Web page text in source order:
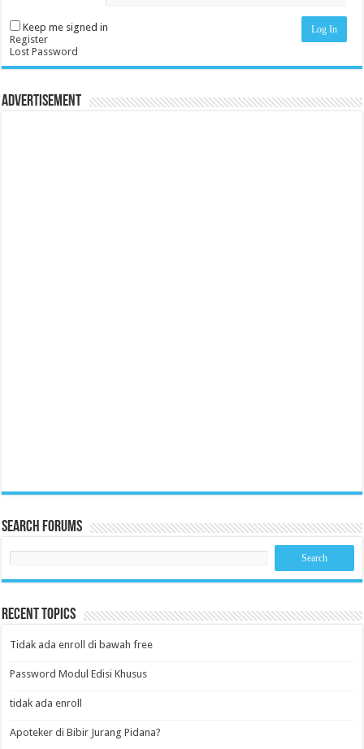
Keep me signed in Log In
Register
Lost Password
Advertisement
Search Forums
Recent Topics
Tidak ada enroll di bawah free
Password Modul Edisi Khusus
tidak ada enroll
Apoteker di Bibir Jurang Pidana?